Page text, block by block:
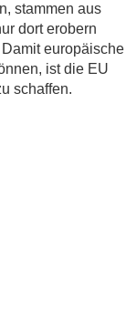
stammen aus
dort erobern
europäische
ist die EU
schaffen.